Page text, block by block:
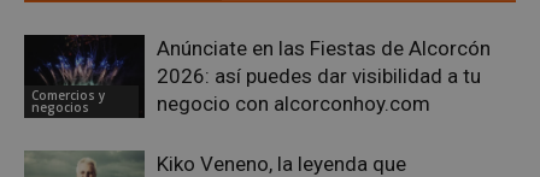
Comercios y
negocios
Anúnciate en las Fiestas de Alcorcón
2026: así puedes dar visibilidad a tu
negocio con alcorconhoy.com
Kiko Veneno, la leyenda que